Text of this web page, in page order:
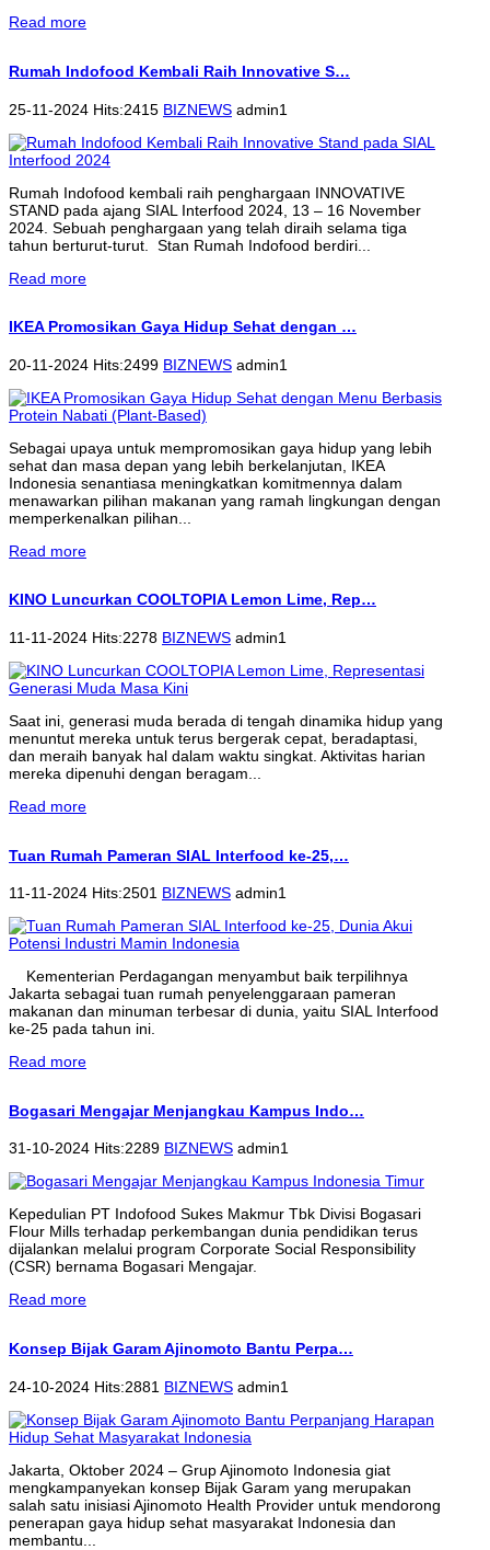
Read more
Rumah Indofood Kembali Raih Innovative S…
25-11-2024 Hits:2415 BIZNEWS admin1
Rumah Indofood kembali raih penghargaan INNOVATIVE
STAND pada ajang SIAL Interfood 2024, 13 – 16 November
2024. Sebuah penghargaan yang telah diraih selama tiga
tahun berturut-turut. Stan Rumah Indofood berdiri...
Read more
IKEA Promosikan Gaya Hidup Sehat dengan …
20-11-2024 Hits:2499 BIZNEWS admin1
Sebagai upaya untuk mempromosikan gaya hidup yang lebih
sehat dan masa depan yang lebih berkelanjutan, IKEA
Indonesia senantiasa meningkatkan komitmennya dalam
menawarkan pilihan makanan yang ramah lingkungan dengan
memperkenalkan pilihan...
Read more
KINO Luncurkan COOLTOPIA Lemon Lime, Rep…
11-11-2024 Hits:2278 BIZNEWS admin1
Saat ini, generasi muda berada di tengah dinamika hidup yang
menuntut mereka untuk terus bergerak cepat, beradaptasi,
dan meraih banyak hal dalam waktu singkat. Aktivitas harian
mereka dipenuhi dengan beragam...
Read more
Tuan Rumah Pameran SIAL Interfood ke-25,…
11-11-2024 Hits:2501 BIZNEWS admin1
Kementerian Perdagangan menyambut baik terpilihnya
Jakarta sebagai tuan rumah penyelenggaraan pameran
makanan dan minuman terbesar di dunia, yaitu SIAL Interfood
ke-25 pada tahun ini.
Read more
Bogasari Mengajar Menjangkau Kampus Indo…
31-10-2024 Hits:2289 BIZNEWS admin1
Kepedulian PT Indofood Sukes Makmur Tbk Divisi Bogasari
Flour Mills terhadap perkembangan dunia pendidikan terus
dijalankan melalui program Corporate Social Responsibility
(CSR) bernama Bogasari Mengajar.
Read more
Konsep Bijak Garam Ajinomoto Bantu Perpa…
24-10-2024 Hits:2881 BIZNEWS admin1
Jakarta, Oktober 2024 – Grup Ajinomoto Indonesia giat
mengkampanyekan konsep Bijak Garam yang merupakan
salah satu inisiasi Ajinomoto Health Provider untuk mendorong
penerapan gaya hidup sehat masyarakat Indonesia dan
membantu...